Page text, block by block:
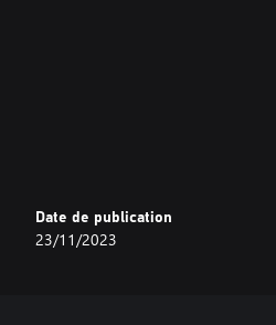
Date de publication
23/11/2023